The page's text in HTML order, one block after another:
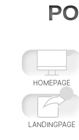
PO
HOMEPAGE
LANDINGPAGE